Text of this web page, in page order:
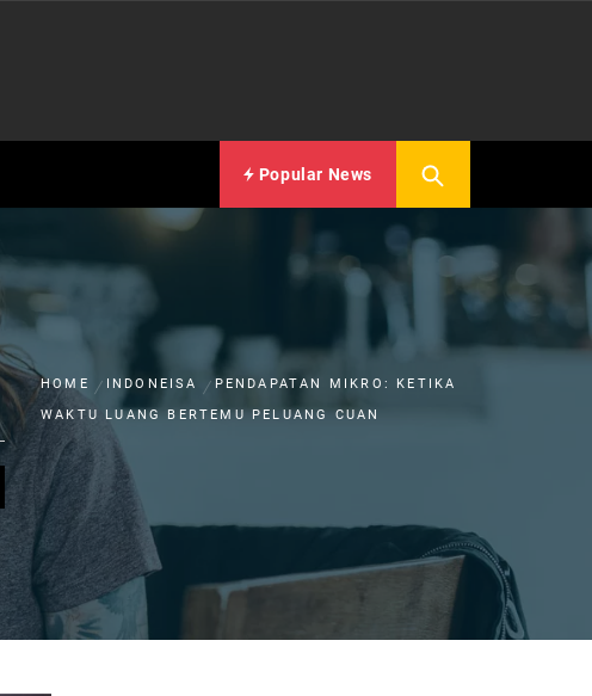
Popular News
HOME INDONEISA
PENDAPATAN MIKRO: KETIKA
WAKTU LUANG BERTEMU PELUANG CUAN